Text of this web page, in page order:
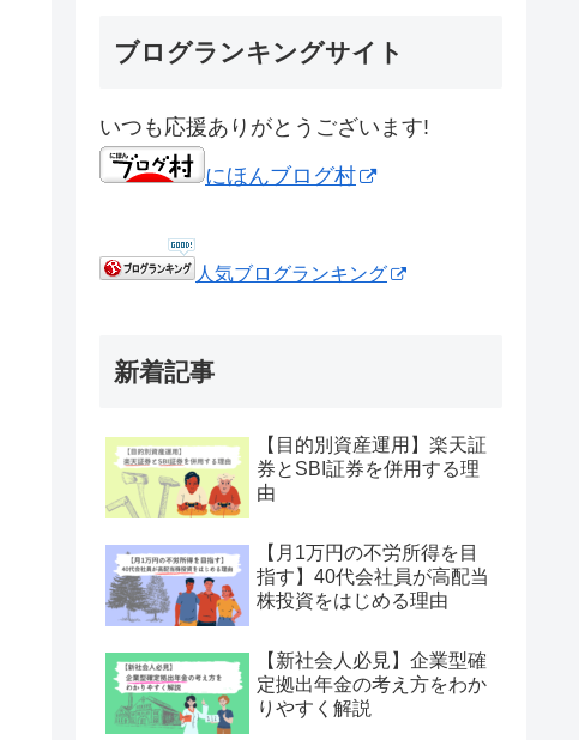
ブログランキングサイト
いつも応援ありがとうございます!
にほんブログ村
人気ブログランキング
新着記事
【目的別資産運用】楽天証
券とSBI証券を併用する理
由
【月1万円の不労所得を目
指す】40代会社員が高配当
株投資をはじめる理由
【新社会人必見】企業型確
定拠出年金の考え方をわか
りやすく解説